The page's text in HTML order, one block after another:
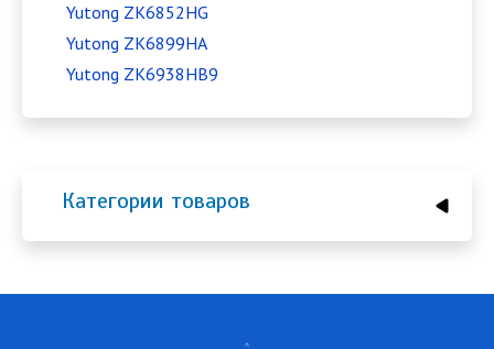
Yutong ZK6852HG
Yutong ZK6899HA
Yutong ZK6938HB9
Категории товаров